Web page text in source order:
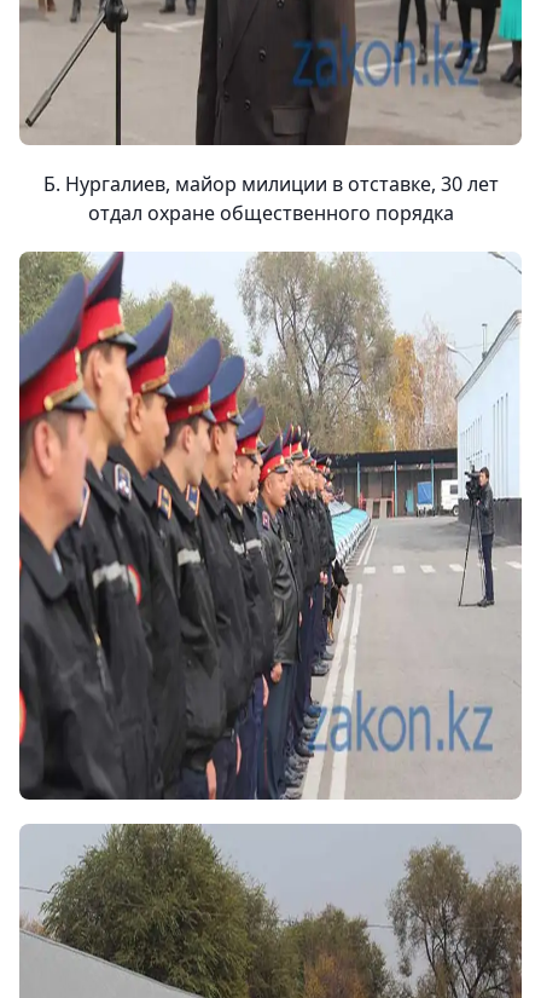
Б. Нургалиев, майор милиции в отставке, 30 лет
отдал охране общественного порядка